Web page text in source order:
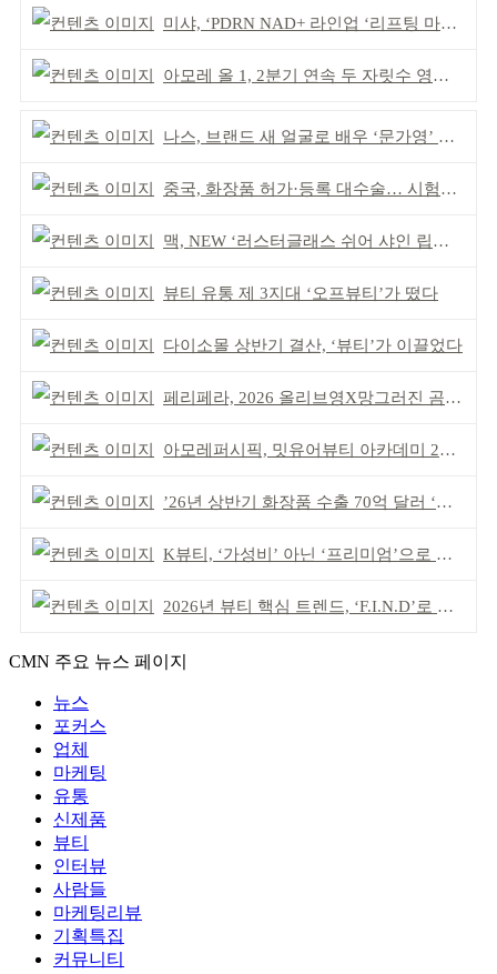
미샤, ‘PDRN NAD+ 라인업 ‘리프팅 마스크’ 출시
아모레 올 1, 2분기 연속 두 자릿수 영업이익률 기록
나스, 브랜드 새 얼굴로 배우 ‘문가영’ 발탁
중국, 화장품 허가·등록 대수술… 시험자료 공용 허용
맥, NEW ‘러스터글래스 쉬어 샤인 립스틱’ 출시
뷰티 유통 제 3지대 ‘오프뷰티’가 떴다
다이소몰 상반기 결산, ‘뷰티’가 이끌었다
페리페라, 2026 올리브영X망그러진 곰 콜라보
아모레퍼시픽, 밋유어뷰티 아카데미 2기 발대식
’26년 상반기 화장품 수출 70억 달러 ‘역대 최고’
K뷰티, ‘가성비’ 아닌 ‘프리미엄’으로 승부걸어야
2026년 뷰티 핵심 트렌드, ‘F.I.N.D’로 읽는다
CMN 주요 뉴스 페이지
뉴스
포커스
업체
마케팅
유통
신제품
뷰티
인터뷰
사람들
마케팅리뷰
기획특집
커뮤니티